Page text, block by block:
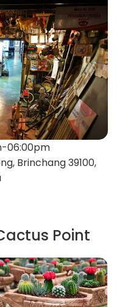
06:00pm
Brinchang 39100,
Point